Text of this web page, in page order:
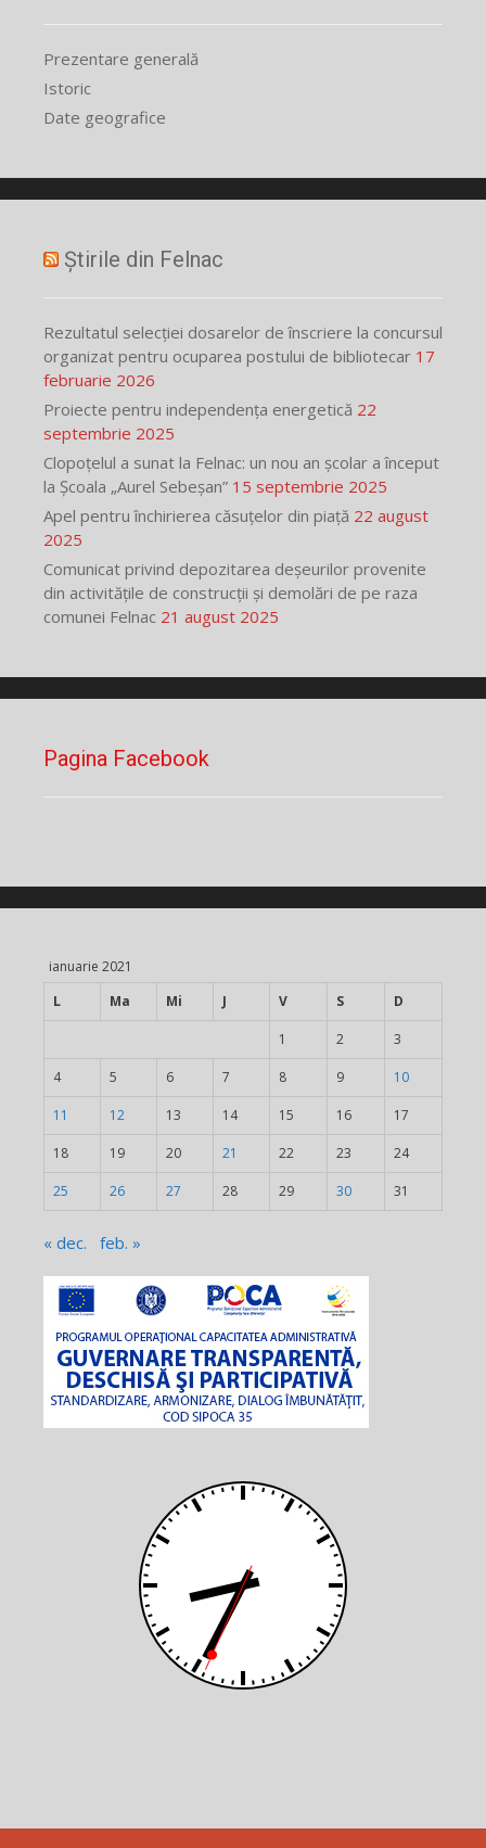
Prezentare generală
Istoric
Date geografice
Știrile din Felnac
Rezultatul selecției dosarelor de înscriere la concursul
organizat pentru ocuparea postului de bibliotecar 17
februarie 2026
Proiecte pentru independența energetică 22
septembrie 2025
Clopoțelul a sunat la Felnac: un nou an școlar a început
la Școala „Aurel Sebeșan” 15 septembrie 2025
Apel pentru închirierea căsuțelor din piață 22 august
2025
Comunicat privind depozitarea deșeurilor provenite
din activitățile de construcții și demolări de pe raza
comunei Felnac 21 august 2025
Pagina Facebook
ianuarie 2021
L
Ma Mi J V S D
1 2 3
4 5 6 7 8 9 10
11 12 13 14 15 16 17
18 19 20 21 22 23 24
25 26 27 28 29 30 31
« dec. feb. »